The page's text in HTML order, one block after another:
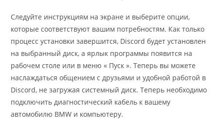
Следуйте инструкциям на экране и выберите опции,
которые соответствуют вашим потребностям. Как только
процесс установки завершится, Discord будет установлен
на выбранный диск, а ярлык программы появится на
рабочем столе или в меню « Пуск ». Теперь вы можете
наслаждаться общением с друзьями и удобной работой в
Discord, не загружая системный диск. Теперь необходимо
подключить диагностический кабель к вашему
автомобилю BMW и компьютеру.